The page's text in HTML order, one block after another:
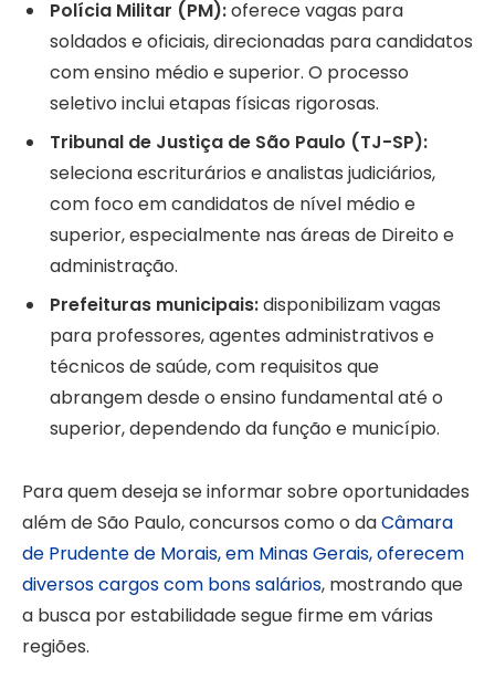
Polícia Militar (PM):oferece vagas para
soldados e oficiais, direcionadas para candidatos
com ensino médio e superior. O processo
seletivo inclui etapas físicas rigorosas.
Tribunal de Justiça de São Paulo (TJ-SP):
seleciona escriturários e analistas judiciários,
com foco em candidatos de nível médio e
superior, especialmente nas áreas de Direito e
administração.
Prefeituras municipais:disponibilizam vagas
para professores, agentes administrativos e
técnicos de saúde, com requisitos que
abrangem desde o ensino fundamental até o
superior, dependendo da função e município.
Para quem deseja se informar sobre oportunidades
além de São Paulo, concursos como o daCâmara
de Prudente de Morais, em Minas Gerais, oferecem
diversos cargos com bons salários, mostrando que
a busca por estabilidade segue firme em várias
regiões.